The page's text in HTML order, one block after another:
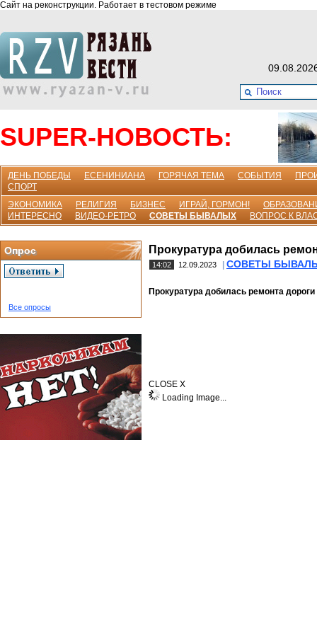
Сайт на реконструкции. Работает в тестовом режиме
SUPER-НОВОСТЬ:
ДЕНЬ ПОБЕДЫ ЕСЕНИНИАНА ГОРЯЧАЯ ТЕМА СОБЫТИЯ
СПОРТ
ЭКОНОМИКА
РЕЛИГИЯ БИЗНЕС ИГРАЙ, ГОРМОН!
ИНТЕРЕСНО
ВИДЕО-РЕТРО СОВЕТЫ БЫВАЛЫХ ВОПРОС К
Опрос
Все опросы
Прокуратура добилась
14:02 12.09.2023 СОВЕТЫ
Прокуратура добилась ремонта
CLOSE X
Loading Image...